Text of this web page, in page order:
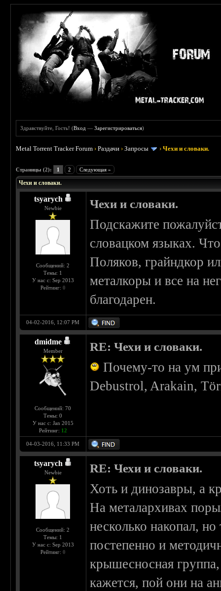
Здравствуйте, Гость! (Вход —Зарегистрироваться)
Metal Torrent Tracker Forum ›Раздачи ›Запросы ›Чехи и словаки.
Страницы (2): 1 2 Следующая »
Чехи и словаки.
tsyarych
Newbie
Сообщений: 2
Темы: 1
У нас с: Sep 2013
Рейтинг: 0
Чехи и словаки.
Подскажите
словацком языках.
Поляков, грайндкор
металкоры и все на
благодарен.
04-02-2016, 12:07 PM
dmidme
Member
Сообщений: 70
Темы: 0
У нас с: Jan 2015
Рейтинг: 12
RE: Чехи и словаки.
Почему-то на ум
Debustrol, Arakain,
04-03-2016, 11:33 PM
tsyarych
Newbie
Сообщений: 2
Темы: 1
У нас с: Sep 2013
Рейтинг: 0
RE: Чехи и словаки.
Хоть и динозавры, а
На металархивах
несколько накопал,
постепенно и
крышесносная
кажется, пой они на